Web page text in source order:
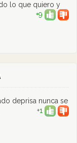
lo que quiero y
+9
deprisa nunca se
+1